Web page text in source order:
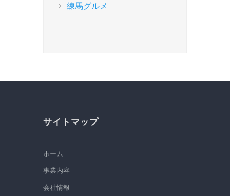
練馬グルメ
サイトマップ
ホーム
事業内容
会社情報